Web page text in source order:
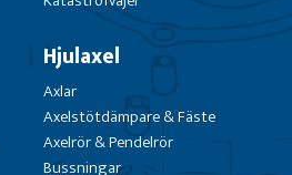
Hjulaxel
Axlar
Axelstötdämpare & Fäste
Axelrör & Pendelrör
Bussningar